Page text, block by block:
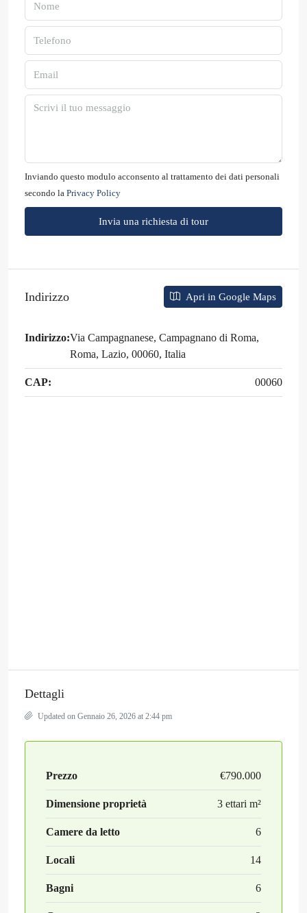
Inviando questo modulo acconsento al trattamento dei dati personali
secondo la Privacy Policy
Invia una richiesta di tour
Indirizzo Apri in Google Maps
Indirizzo:Via Campagnanese, Campagnano di Roma,
Roma, Lazio, 00060, Italia
CAP: 00060
Dettagli
Updated on Gennaio 26, 2026 at 2:44 pm
Prezzo €790.000
Dimensione proprietà 3 ettari m²
Camere da letto 6
Locali 14
Bagni 6